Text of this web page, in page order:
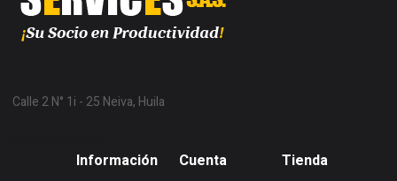
Calle 2 N° 1i - 25 Neiva, Huila
Información Cuenta Tienda